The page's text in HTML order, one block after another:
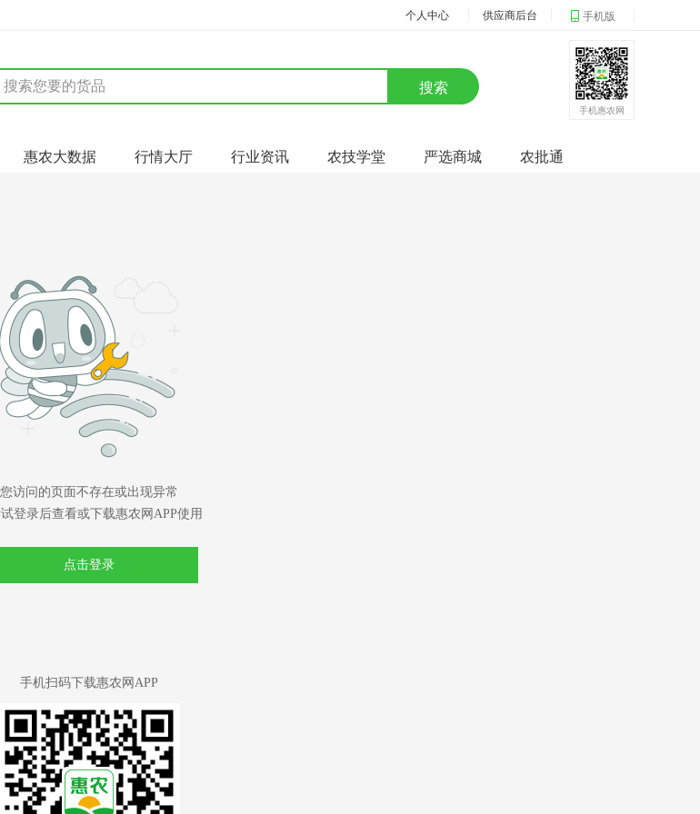
个人中心 供应商后台 手机版
搜索
手机惠农网
惠农大数据 行情大厅 行业资讯 农技学堂 严选商城 农批通
您访问的页面不存在或出现异常
登录后查看或下载惠农网APP使用
点击登录
手机扫码下载惠农网APP